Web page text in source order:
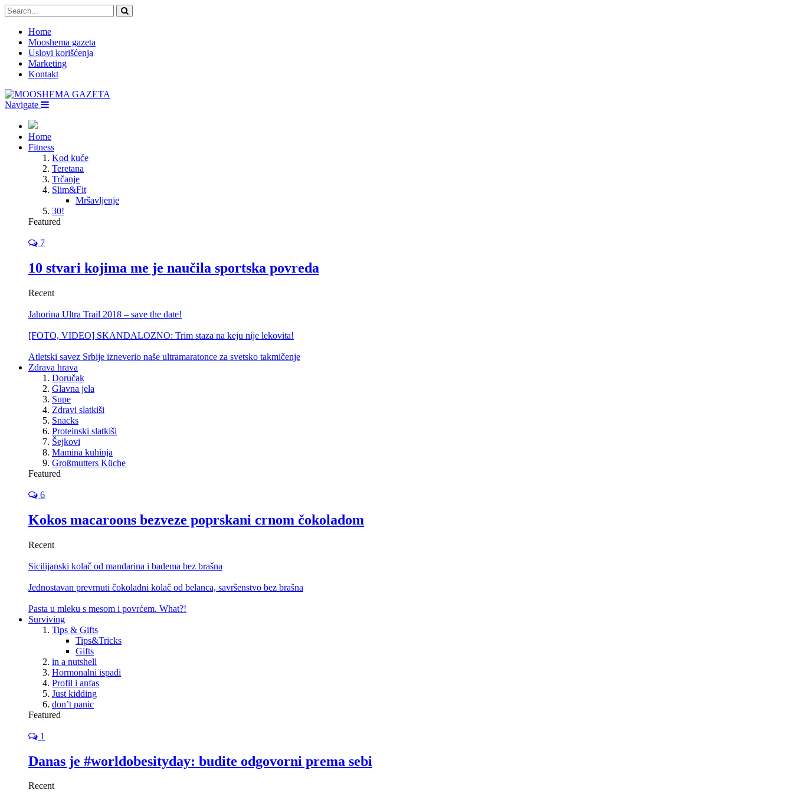
Home
Mooshema gazeta
Uslovi korišćenja
Marketing
Kontakt
Navigate
Home
Fitness
Kod kuće
Teretana
Trčanje
Slim&Fit
Mršavljenje
30!
Featured
7
10 stvari kojima me je naučila sportska povreda
Recent
Jahorina Ultra Trail 2018 – save the date!
[FOTO, VIDEO] SKANDALOZNO: Trim staza na keju nije lekovita!
Atletski savez Srbije izneverio naše ultramaratonce za svetsko takmičenje
Zdrava hrava
Doručak
Glavna jela
Supe
Zdravi slatkiši
Snacks
Proteinski slatkiši
Šejkovi
Mamina kuhinja
Großmutters Küche
Featured
6
Kokos macaroons bezveze poprskani crnom čokoladom
Recent
Sicilijanski kolač od mandarina i badema bez brašna
Jednostavan prevrnuti čokoladni kolač od belanca, savršenstvo bez brašna
Pasta u mleku s mesom i povrćem. What?!
Surviving
Tips & Gifts
Tips&Tricks
Gifts
in a nutshell
Hormonalni ispadi
Profil i anfas
Just kidding
don’t panic
Featured
1
Danas je #worldobesityday: budite odgovorni prema sebi
Recent